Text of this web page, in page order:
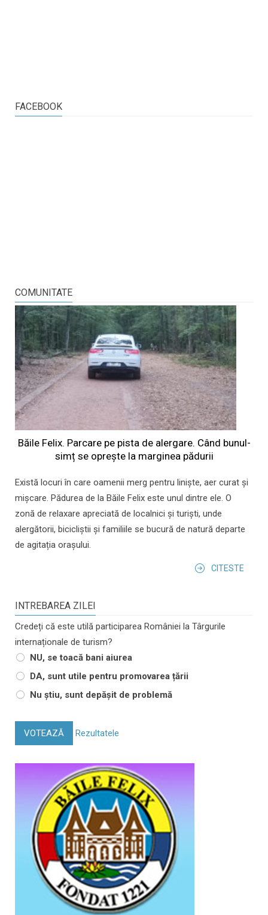
FACEBOOK
COMUNITATE
Băile Felix. Parcare pe pista de alergare. Când bunul-
simț se oprește la marginea pădurii
Există locuri în care oamenii merg pentru liniște, aer curat și
mișcare. Pădurea de la Băile Felix este unul dintre ele. O
zonă de relaxare apreciată de localnici și turiști, unde
alergătorii, bicicliștii și familiile se bucură de natură departe
de agitația orașului.
CITESTE
INTREBAREA ZILEI
Credeți că este utilă participarea României la Târgurile
internaționale de turism?
NU, se toacă bani aiurea
DA, sunt utile pentru promovarea țării
Nu știu, sunt depășit de problemă
VOTEAZĂ Rezultatele